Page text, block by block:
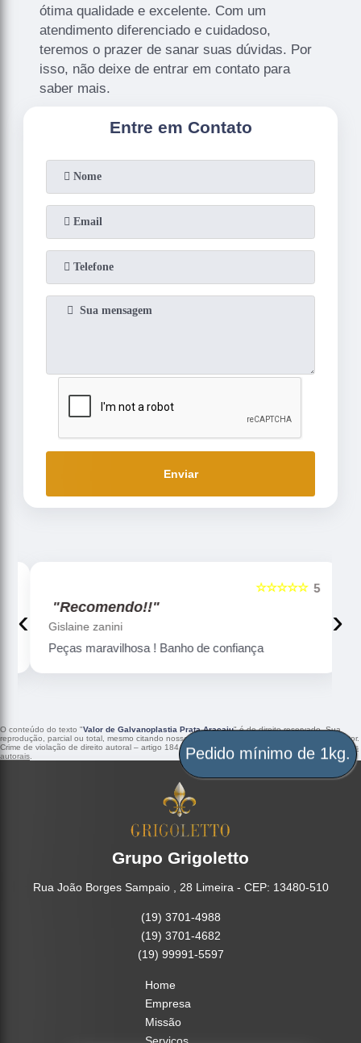
ótima qualidade e excelente. Com um
atendimento diferenciado e cuidadoso,
teremos o prazer de sanar suas dúvidas. Por
isso, não deixe de entrar em contato para
saber mais.
Entre em Contato
Enviar
5
☆☆☆☆☆
"Recomendo!!"
Gislaine zanini
Peças maravilhosa ! Banho de confiança
‹ ›
O conteúdo do texto "Valor de Galvanoplastia Prata Aracaju" é de direito reservado. Sua
reprodução, parcial ou total, mesmo citando nossos links, é proibida sem a autorização do autor.
Crime de violação de direito autoral – artigo 184 do Código Penal – Lei 9610/98 - Lei de direitos
autorais
Grupo Grigoletto
Rua João Borges Sampaio , 28 Limeira - CEP: 13480-510
(19) 3701-4988
(19) 3701-4682
(19) 99991-5597
Home
Empresa
Missão
Pedido mínimo de 1kg.